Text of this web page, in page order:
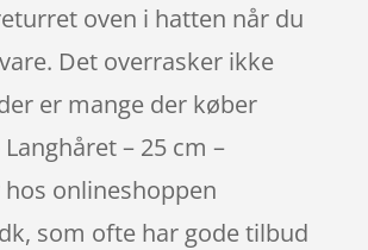
oven i hatten når du
Det overrasker ikke
er mange der køber
– 25 cm –
onlineshoppen
som ofte har gode tilbud